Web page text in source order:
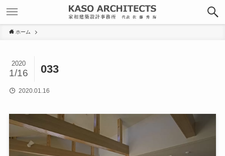
ホーム
033
2020
1/16
2020.01.16